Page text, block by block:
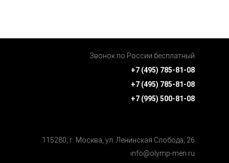
Звонок по России бесплатный
+7 (495) 785-81-08
+7 (495) 785-81-08
+7 (995) 500-81-08
115280, г. Москва, ул. Ленинская Cлобода, 26
info@olymp-men.ru